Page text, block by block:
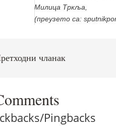
Милица Тркља,
(преузето са:
чланак
Pingbacks